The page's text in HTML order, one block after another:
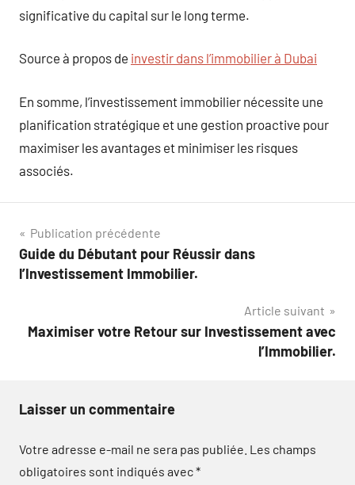
significative du capital sur le long terme.
Source à propos de investir dans l’immobilier à Dubai
En somme, l’investissement immobilier nécessite une
planification stratégique et une gestion proactive pour
maximiser les avantages et minimiser les risques
associés.
Navigation
de
Publication précédente
Guide du Débutant pour Réussir dans
l’Investissement Immobilier.
Article suivant
Maximiser votre Retour sur Investissement avec
l’Immobilier.
Laisser un commentaire
Votre adresse e-mail ne sera pas publiée. Les champs
obligatoires sont indiqués avec*